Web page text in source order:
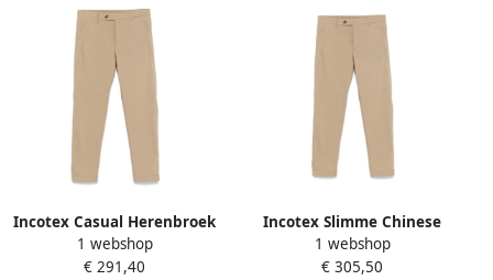
Incotex Casual Herenbroek
Brown Heren
1 webshop
€ 291,40
Incotex Slimme Chinese
broek lichtbruin Beige
Heren
1 webshop
€ 305,50